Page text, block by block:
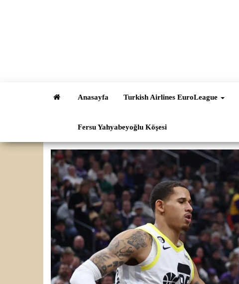
Anasayfa Turkish Airlines EuroLeague
Fersu Yahyabeyoğlu Köşesi